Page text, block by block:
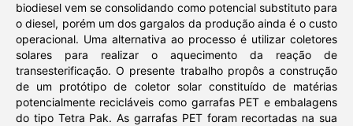
biodiesel vem se consolidando como potencial substituto para
o diesel, porém um dos gargalos da produção ainda é o custo
operacional. Uma alternativa ao processo é utilizar coletores
solares para realizar o aquecimento da reação de
transesterificação. O presente trabalho propôs a construção
de um protótipo de coletor solar constituído de matérias
potencialmente recicláveis como garrafas PET e embalagens
do tipo Tetra Pak. As garrafas PET foram recortadas na sua